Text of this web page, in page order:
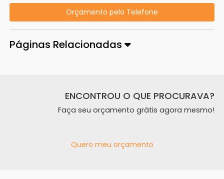
Orçamento pelo Telefone
Páginas Relacionadas
ENCONTROU O QUE PROCURAVA?
Faça seu orçamento grátis agora mesmo!
Quero meu orçamento